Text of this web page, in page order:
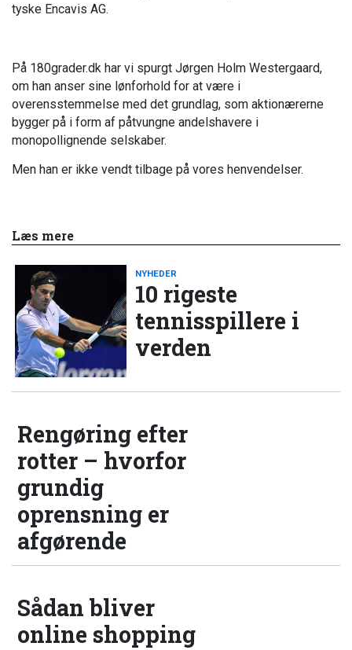
tyske Encavis AG.
På 180grader.dk har vi spurgt Jørgen Holm Westergaard,
om han anser sine lønforhold for at være i
overensstemmelse med det grundlag, som aktionærerne
bygger på i form af påtvungne andelshavere i
monopollignende selskaber.
Men han er ikke vendt tilbage på vores henvendelser.
Læs mere
NYHEDER
10 rigeste
tennisspillere i
verden
Rengøring efter
rotter – hvorfor
grundig
oprensning er
afgørende
Sådan bliver
online shopping